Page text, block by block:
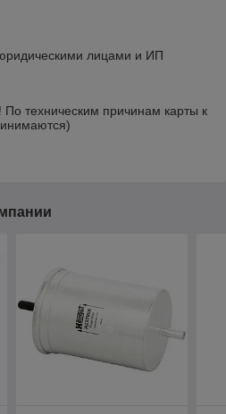
лицами и ИП
техническим причинам карты к